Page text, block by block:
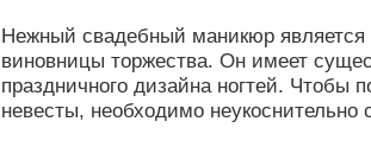
Нежный свадебный маникюр
виновницы торжества. Он имеет
праздничного дизайна ногтей. Чтобы
невесты, необходимо неукоснительно